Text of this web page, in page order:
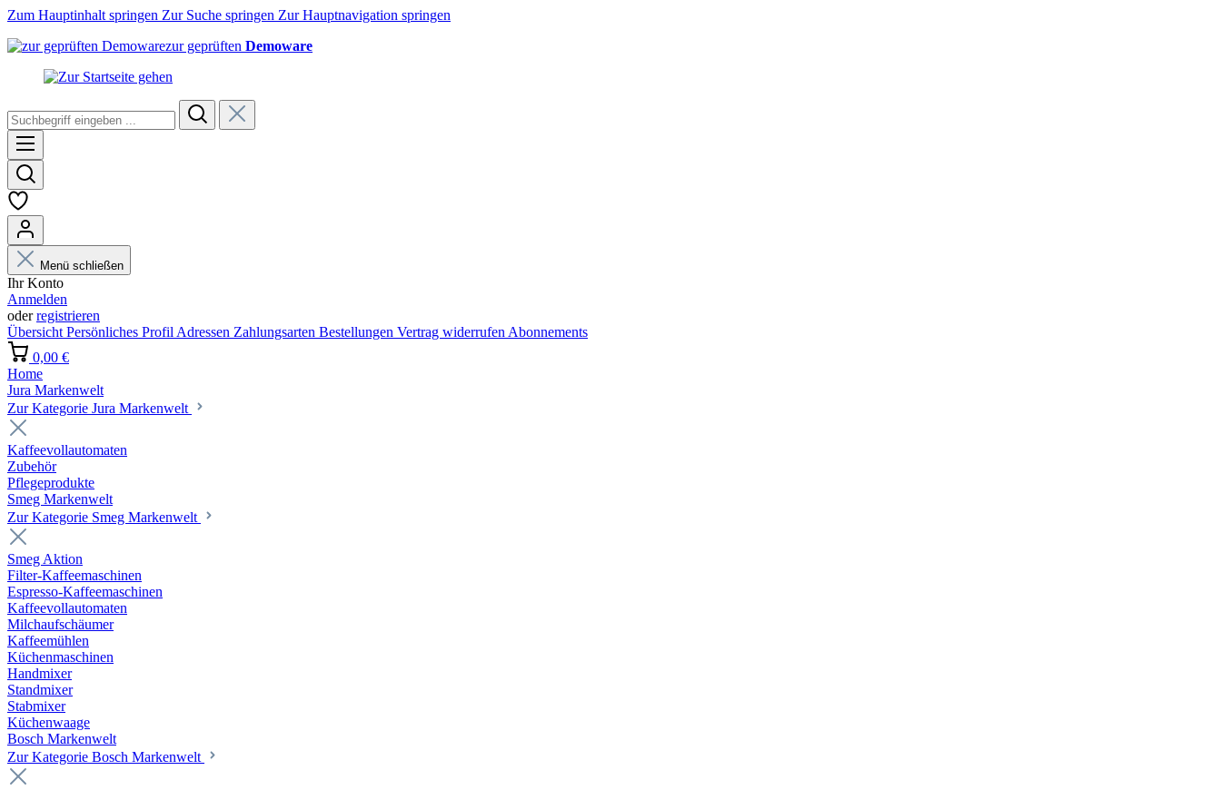
Zum Hauptinhalt springen Zur Suche springen Zur Hauptnavigation springen
zur geprüften Demoware
Menü schließen
Ihr Konto
Anmelden
oderregistrieren
Übersicht Persönliches Profil Adressen Zahlungsarten Bestellungen Vertrag widerrufen Abonnements
0,00 €
Home
Jura Markenwelt
Zur Kategorie Jura Markenwelt
Kaffeevollautomaten
Zubehör
Pflegeprodukte
Smeg Markenwelt
Zur Kategorie Smeg Markenwelt
Smeg Aktion
Filter-Kaffeemaschinen
Espresso-Kaffeemaschinen
Kaffeevollautomaten
Milchaufschäumer
Kaffeemühlen
Küchenmaschinen
Handmixer
Standmixer
Stabmixer
Küchenwaage
Bosch Markenwelt
Zur Kategorie Bosch Markenwelt